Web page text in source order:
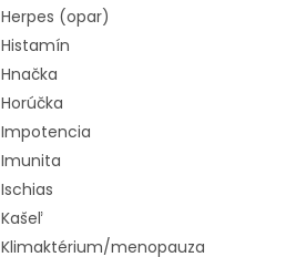
Herpes (opar)
Histamín
Hnačka
Horúčka
Impotencia
Imunita
Ischias
Kašeľ
Klimaktérium/menopauza